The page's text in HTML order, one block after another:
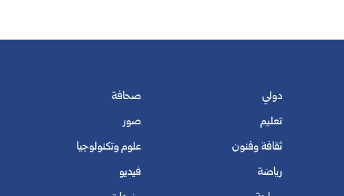
دولي
تعليم
ثقافة وفنون
رياضة
صحافة
صور
علوم وتكنولوجيا
فيديو